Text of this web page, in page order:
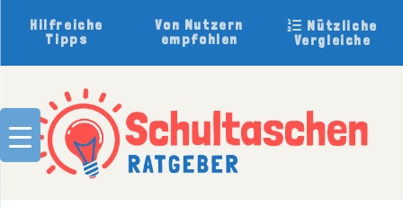
Hilfreiche
Tipps
Von Nutzern
empfohlen
Nützliche
Vergleiche